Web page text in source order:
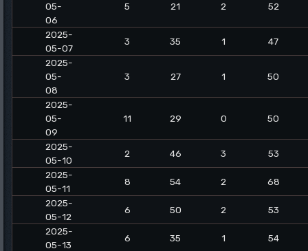
05-
06
5 21 2 52
2025-
05-07
3 35 1
47
2025-
05-
08
3 27 1 50
2025-
05-
09
11 29 0 50
2025-
05-10
2 46 3
53
2025-
05-11
8 54 2
68
2025-
05-12
6 50 2
53
2025-
05-13
6 35 1
54